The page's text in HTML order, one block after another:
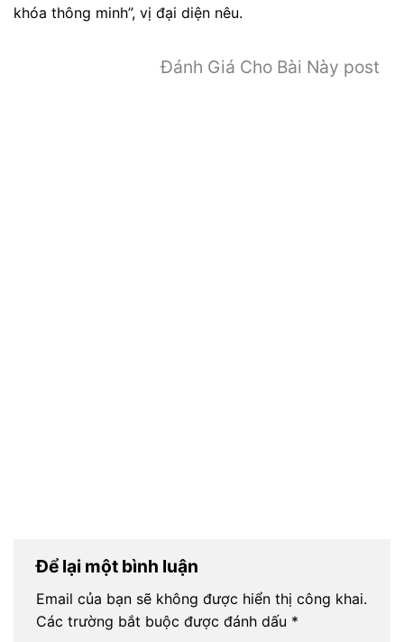
khóa thông minh”, vị đại diện nêu.
Đánh Giá Cho Bài Này post
Để lại một bình luận
Email của bạn sẽ không được hiển thị công khai.
Các trường bắt buộc được đánh dấu *